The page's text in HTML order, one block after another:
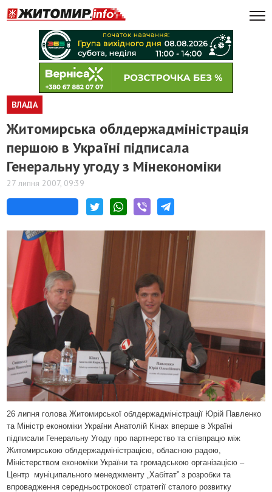
ВЛАДА
Житомирська облдержадміністрація
першою в Україні підписала
Генеральну угоду з Мінекономіки
27 липня 2007, 09:39
26 липня голова Житомирської облдержадміністрації Юрій Павленко
та Міністр економіки України Анатолій Кінах вперше в Україні
підписали Генеральну Угоду про партнерство та співпрацю між
Житомирською облдержадміністрацією, обласною радою,
Міністерством економіки України та громадською організацією –
Центр муніципального менеджменту „Хабітат” з розробки та
впровадження середньострокової стратегії сталого розвитку